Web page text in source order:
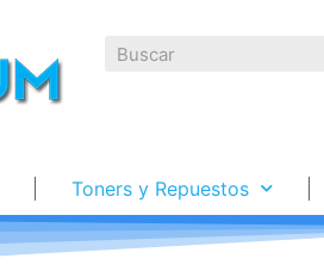
Toners y Repuestos